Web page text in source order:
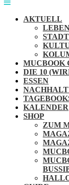
AKTUELL
STADT
MUCBOOK
DIE 10
ESSEN
KALENDER
SHOP
ZUM